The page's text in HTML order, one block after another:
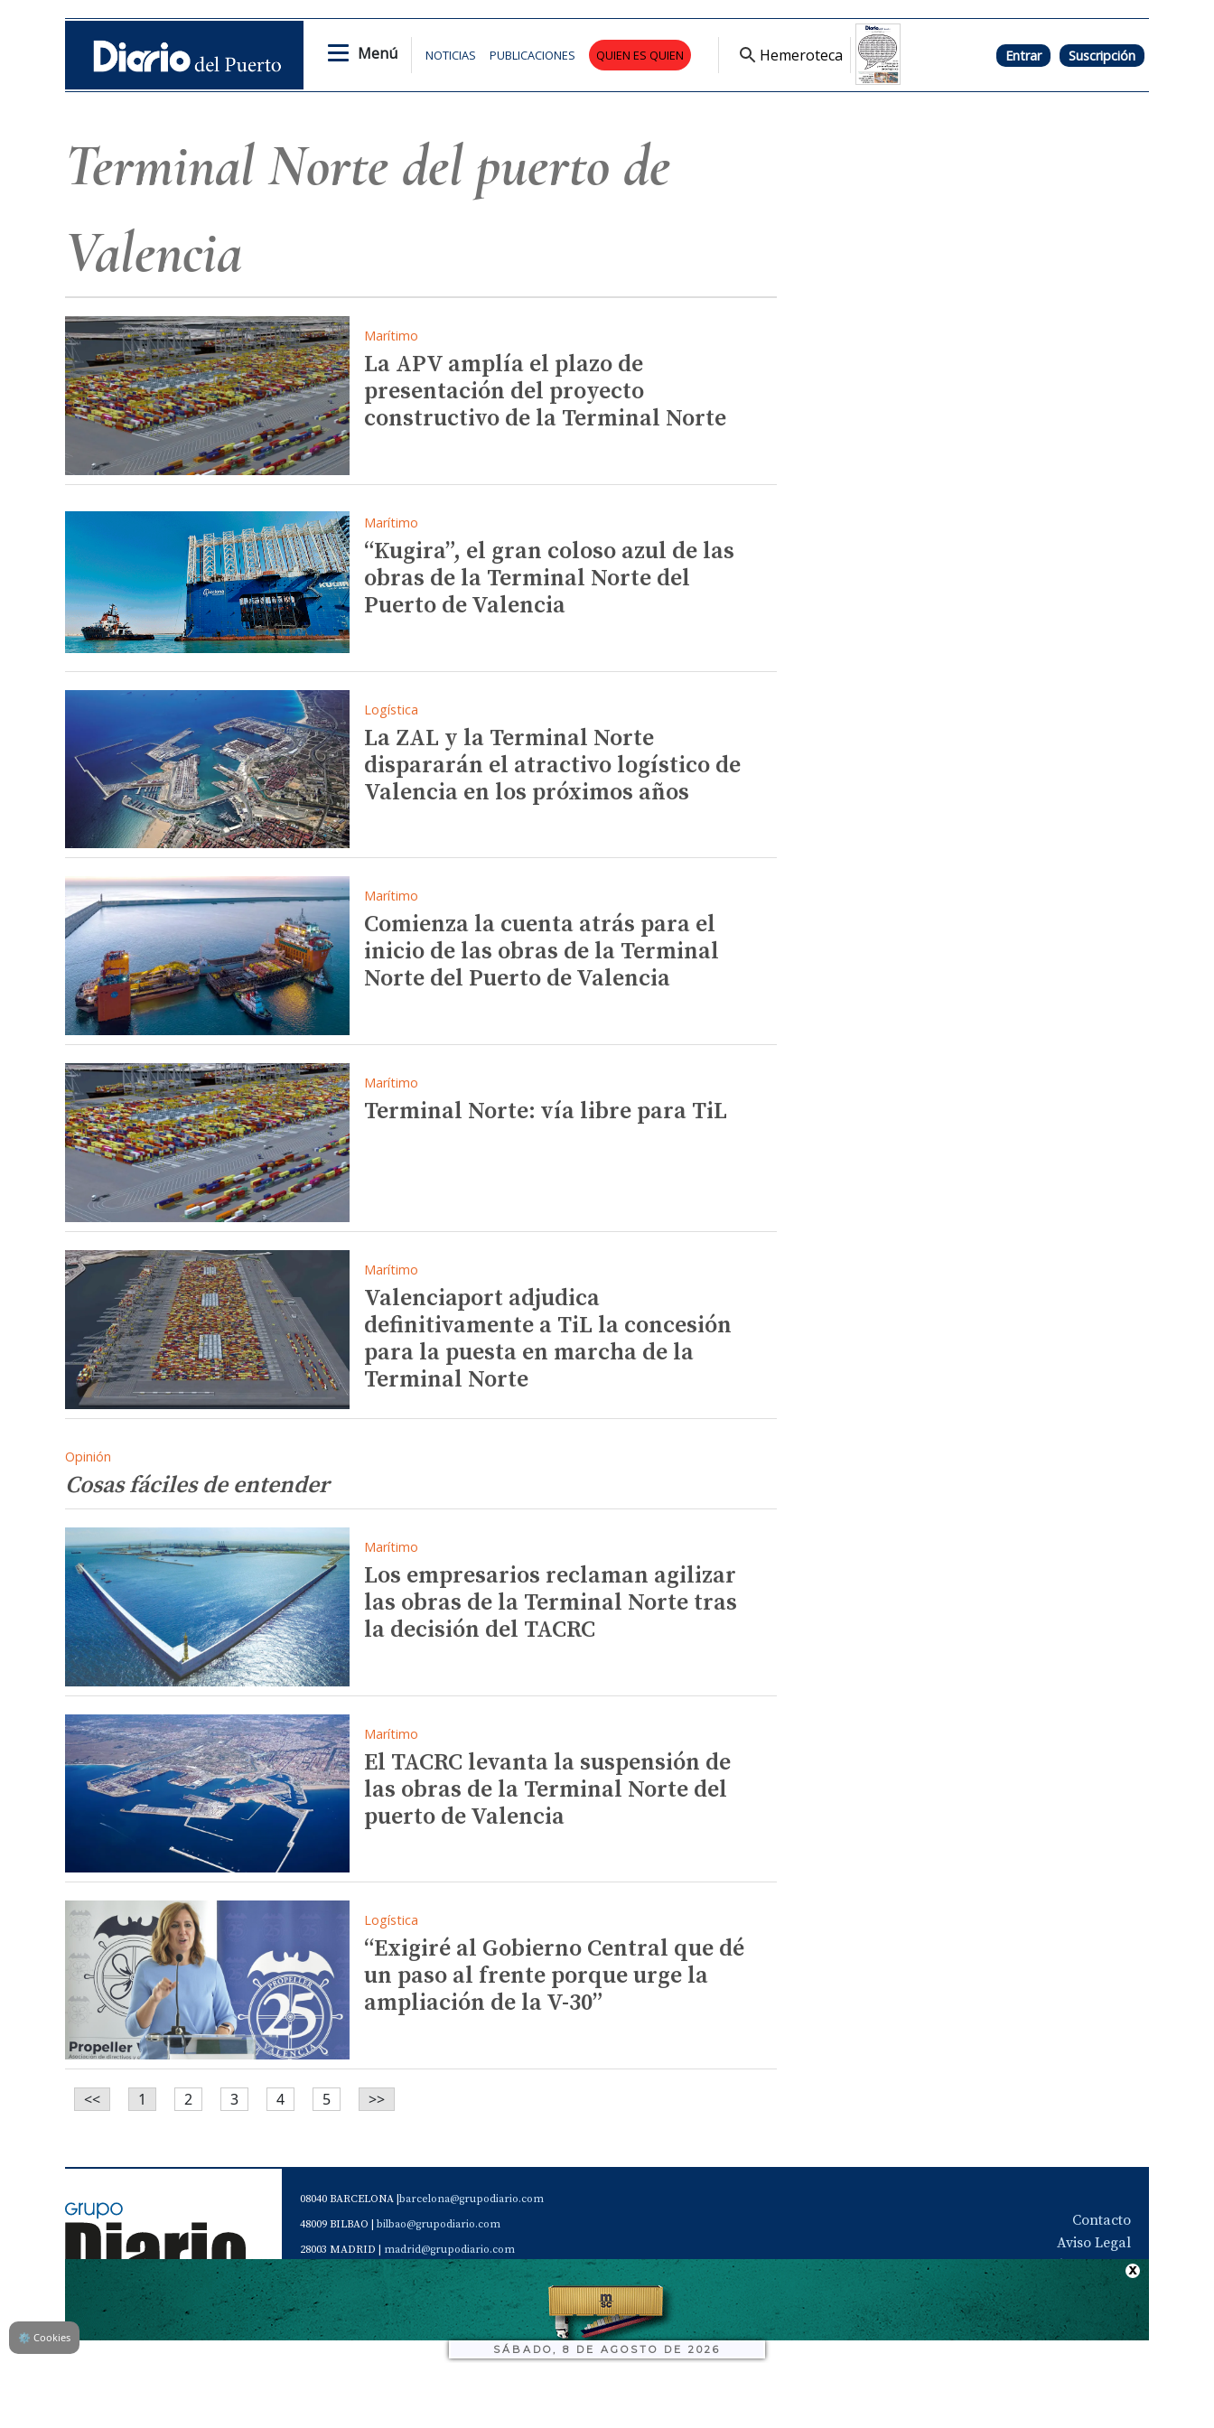
Menú NOTICIAS PUBLICACIONES QUIEN ES QUIEN Hemeroteca Entrar Suscripción
SÁBADO, 8 DE AGOSTO DE 2026
Terminal Norte del puerto de
Valencia
Marítimo
La APV amplía el plazo de
presentación del proyecto
constructivo de la Terminal Norte
Marítimo
“Kugira”, el gran coloso azul de las
obras de la Terminal Norte del
Puerto de Valencia
Logística
La ZAL y la Terminal Norte
dispararán el atractivo logístico de
Valencia en los próximos años
Marítimo
Comienza la cuenta atrás para el
inicio de las obras de la Terminal
Norte del Puerto de Valencia
Marítimo
Terminal Norte: vía libre para TiL
Marítimo
Valenciaport adjudica
definitivamente a TiL la concesión
para la puesta en marcha de la
Terminal Norte
Opinión
Cosas fáciles de entender
Marítimo
Los empresarios reclaman agilizar
las obras de la Terminal Norte tras
la decisión del TACRC
Marítimo
El TACRC levanta la suspensión de
las obras de la Terminal Norte del
puerto de Valencia
Logística
“Exigiré al Gobierno Central que dé
un paso al frente porque urge la
ampliación de la V-30”
<< 1 2 3 4 5 >>
08040 BARCELONA | barcelona@grupodiario.com
48009 BILBAO | bilbao@grupodiario.com
28003 MADRID | madrid@grupodiario.com
46120 Alboraya. VALENCIA |
valencia@grupodiario.com
Servicio de Atención al Socio Suscriptor | sas@grupodiario.com
Teléfono de contacto de Diario del Puerto: 96 330 18 32
Contacto
Aviso Legal
Quiénes somos
Política de privacidad
⚙ Cookies